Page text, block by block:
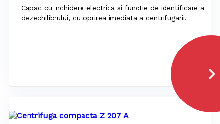
Capac cu inchidere electrica si functie de identificare a
dezechilibrului, cu oprirea imediata a centrifugarii.